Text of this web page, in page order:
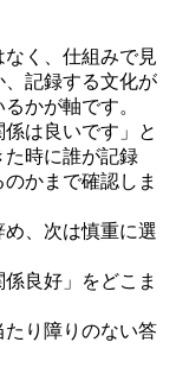
なく、仕組みで見
記録する文化が
かが軸です。
は良いです」と
た時に誰が記録
かまで確認しま
、次は慎重に選
良好」をどこま
り障りのない答